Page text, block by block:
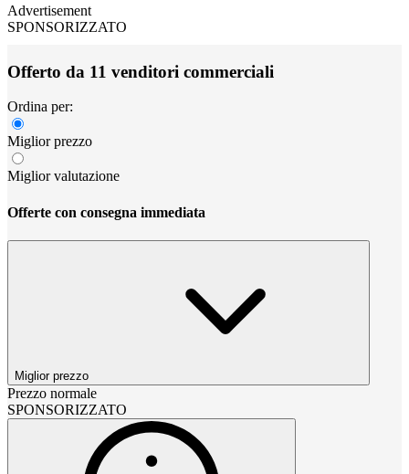
Advertisement
SPONSORIZZATO
Offerto da 11 venditori commerciali
Ordina per:
Miglior prezzo
Miglior valutazione
Offerte con consegna immediata
Miglior prezzo
Prezzo normale
SPONSORIZZATO